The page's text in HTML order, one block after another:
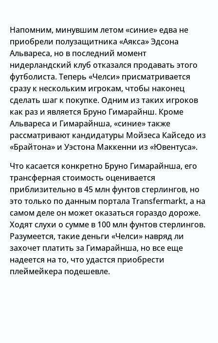
Напомним, минувшим летом «синие» едва не
приобрели полузащитника «Аякса» Эдсона
Альвареса, но в последний момент
нидерландский клуб отказался продавать этого
футболиста. Теперь «Челси» присматривается
сразу к нескольким игрокам, чтобы наконец
сделать шаг к покупке. Одним из таких игроков
как раз и является Бруно Гимарайнш. Кроме
Альвареса и Гимарайнша, «синие» также
рассматривают кандидатуры Мойзеса Кайседо из
«Брайтона» и Уэстона Маккенни из «Ювентуса».
Что касается конкретно Бруно Гимарайнша, его
трансферная стоимость оценивается
приблизительно в 45 млн фунтов стерлингов, но
это только по данным портала Transfermarkt, а на
самом деле он может оказаться гораздо дороже.
Ходят слухи о сумме в 100 млн фунтов стерлингов.
Разумеется, такие деньги «Челси» навряд ли
захочет платить за Гимарайнша, но все еще
надеется на то, что удастся приобрести
плеймейкера подешевле.